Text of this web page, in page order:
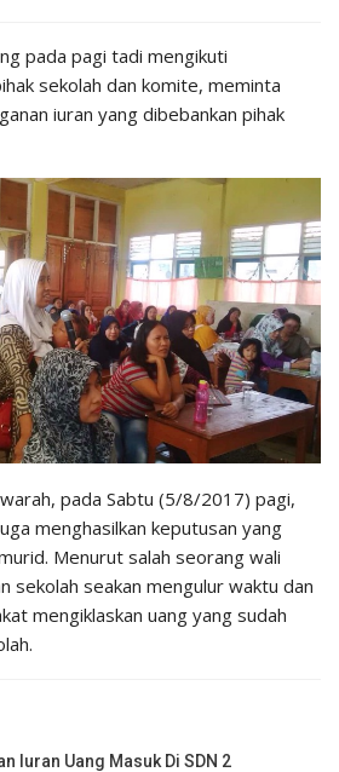
pada pagi tadi mengikuti
sekolah dan komite, meminta
iuran yang dibebankan pihak
pada Sabtu (5/8/2017) pagi,
menghasilkan keputusan yang
Menurut salah seorang wali
sekolah seakan mengulur waktu dan
mengiklaskan uang yang sudah
Iuran Uang Masuk Di SDN 2